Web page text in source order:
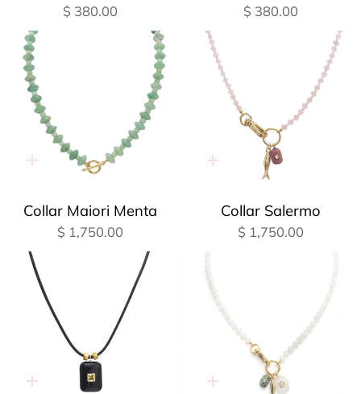
$ 380.00 $ 380.00
Adición
Collar Maiori Menta
$ 1,750.00
Adición
Collar Salermo
$ 1,750.00
Adición Adición